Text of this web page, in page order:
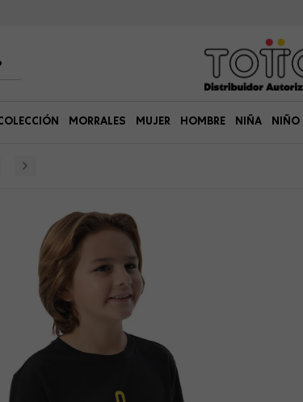
MORRALES MUJER HOMBRE NIÑA NIÑO